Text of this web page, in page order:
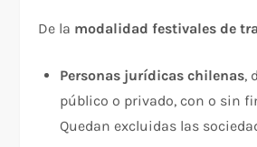
De la modalidad festivales de
Personas jurídicas chilenas,
público o privado, con o sin
Quedan excluidas las